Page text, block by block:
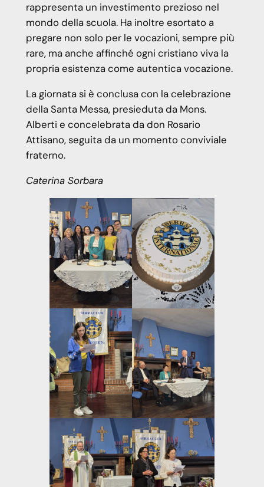
rappresenta un investimento prezioso nel
mondo della scuola. Ha inoltre esortato a
pregare non solo per le vocazioni, sempre più
rare, ma anche affinché ogni cristiano viva la
propria esistenza come autentica vocazione.
La giornata si è conclusa con la celebrazione
della Santa Messa, presieduta da Mons.
Alberti e concelebrata da don Rosario
Attisano, seguita da un momento conviviale
fraterno.
Caterina Sorbara